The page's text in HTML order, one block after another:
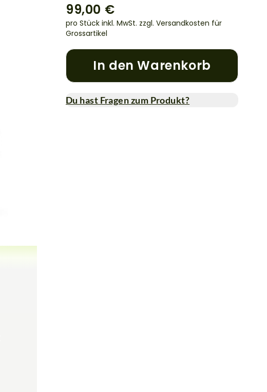
99,00 €
pro Stück inkl. MwSt. zzgl. Versandkosten für
Grossartikel
In den Warenkorb
Du hast Fragen zum Produkt?